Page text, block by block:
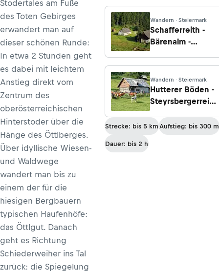
Stodertales am Fuße
des Toten Gebirges
erwandert man auf
dieser schönen Runde:
In etwa 2 Stunden geht
es dabei mit leichtem
Anstieg direkt vom
Zentrum des
oberösterreichischen
Hinterstoder über die
Hänge des Öttlberges.
Über idyllische Wiesen-
und Waldwege
wandert man bis zu
einem der für die
hiesigen Bergbauern
typischen Haufenhöfe:
das Öttlgut. Danach
geht es Richtung
Schiederweiher ins Tal
zurück: die Spiegelung
Wandern · Steiermark
Schafferreith -
Bärenalm -
Wandern · Steiermark
Hutterer Böden -
Steyrsbergerreith
Hinterstoder
Strecke: bis 5 km Aufstieg: bis 300 m
Dauer: bis 2 h